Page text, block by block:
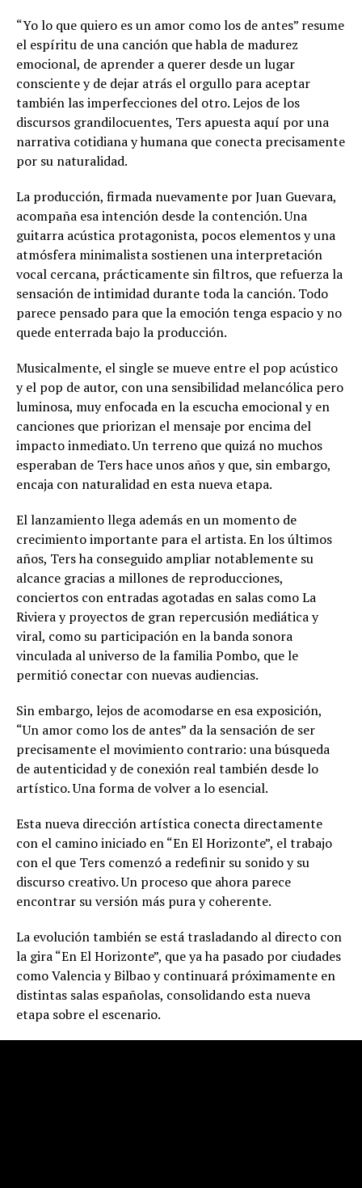
“Yo lo que quiero es un amor como los de antes” resume
el espíritu de una canción que habla de madurez
emocional, de aprender a querer desde un lugar
consciente y de dejar atrás el orgullo para aceptar
también las imperfecciones del otro. Lejos de los
discursos grandilocuentes, Ters apuesta aquí por una
narrativa cotidiana y humana que conecta precisamente
por su naturalidad.
La producción, firmada nuevamente por Juan Guevara,
acompaña esa intención desde la contención. Una
guitarra acústica protagonista, pocos elementos y una
atmósfera minimalista sostienen una interpretación
vocal cercana, prácticamente sin filtros, que refuerza la
sensación de intimidad durante toda la canción. Todo
parece pensado para que la emoción tenga espacio y no
quede enterrada bajo la producción.
Musicalmente, el single se mueve entre el pop acústico
y el pop de autor, con una sensibilidad melancólica pero
luminosa, muy enfocada en la escucha emocional y en
canciones que priorizan el mensaje por encima del
impacto inmediato. Un terreno que quizá no muchos
esperaban de Ters hace unos años y que, sin embargo,
encaja con naturalidad en esta nueva etapa.
El lanzamiento llega además en un momento de
crecimiento importante para el artista. En los últimos
años, Ters ha conseguido ampliar notablemente su
alcance gracias a millones de reproducciones,
conciertos con entradas agotadas en salas como La
Riviera y proyectos de gran repercusión mediática y
viral, como su participación en la banda sonora
vinculada al universo de la familia Pombo, que le
permitió conectar con nuevas audiencias.
Sin embargo, lejos de acomodarse en esa exposición,
“Un amor como los de antes” da la sensación de ser
precisamente el movimiento contrario: una búsqueda
de autenticidad y de conexión real también desde lo
artístico. Una forma de volver a lo esencial.
Esta nueva dirección artística conecta directamente
con el camino iniciado en “En El Horizonte”, el trabajo
con el que Ters comenzó a redefinir su sonido y su
discurso creativo. Un proceso que ahora parece
encontrar su versión más pura y coherente.
La evolución también se está trasladando al directo con
la gira “En El Horizonte”, que ya ha pasado por ciudades
como Valencia y Bilbao y continuará próximamente en
distintas salas españolas, consolidando esta nueva
etapa sobre el escenario.